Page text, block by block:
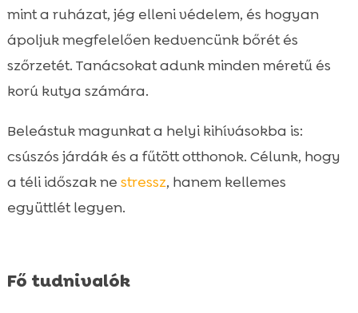
unalom, nyugtalanság
Minta napi téli rutin különböző életkorokra
és méretekre
 Összefoglaló
mint a ruházat, jég elleni védelem, és hogyan
ápoljuk megfelelően kedvencünk bőrét és
szőrzetét. Tanácsokat adunk minden méretű és
korú kutya számára.
Beleástuk magunkat a helyi kihívásokba is:
csúszós járdák és a fűtött otthonok. Célunk, hogy
a téli időszak ne stressz, hanem kellemes
együttlét legyen.
Fő tudnivalók